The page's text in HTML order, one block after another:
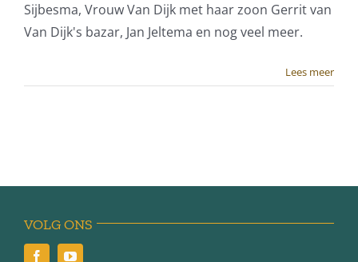
Sijbesma, Vrouw Van Dijk met haar zoon Gerrit van
Van Dijk's bazar, Jan Jeltema en nog veel meer.
Lees meer
VOLG ONS